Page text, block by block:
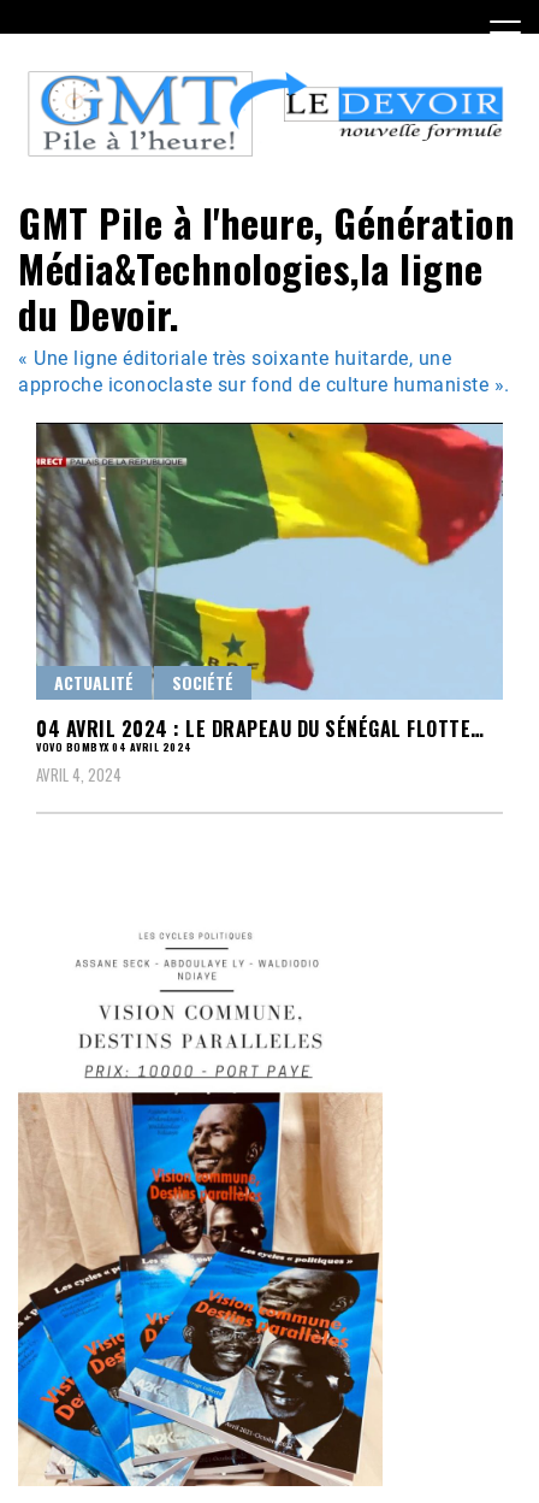
to
content
GMT Pile à l'heure, Génération
Média&Technologies,la ligne
du Devoir.
« Une ligne éditoriale très soixante huitarde, une
approche iconoclaste sur fond de culture humaniste ».
ACTUALITÉ SOCIÉTÉ
04 AVRIL 2024 : LE DRAPEAU DU SÉNÉGAL FLOTTE…
VOVO BOMBYX 04 AVRIL 2024
AVRIL 4, 2024